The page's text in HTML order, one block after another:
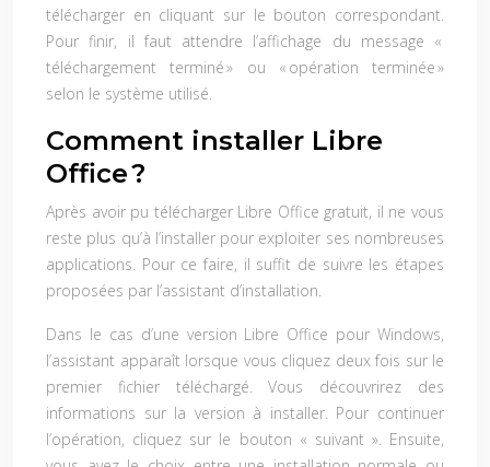
télécharger en cliquant sur le bouton correspondant.
Pour finir, il faut attendre l’affichage du message «
téléchargement terminé » ou « opération terminée »
selon le système utilisé.
Comment installer Libre
Office ?
Après avoir pu télécharger Libre Office gratuit, il ne vous
reste plus qu’à l’installer pour exploiter ses nombreuses
applications. Pour ce faire, il suffit de suivre les étapes
proposées par l’assistant d’installation.
Dans le cas d’une version Libre Office pour Windows,
l’assistant apparaît lorsque vous cliquez deux fois sur le
premier fichier téléchargé. Vous découvrirez des
informations sur la version à installer. Pour continuer
l’opération, cliquez sur le bouton « suivant ». Ensuite,